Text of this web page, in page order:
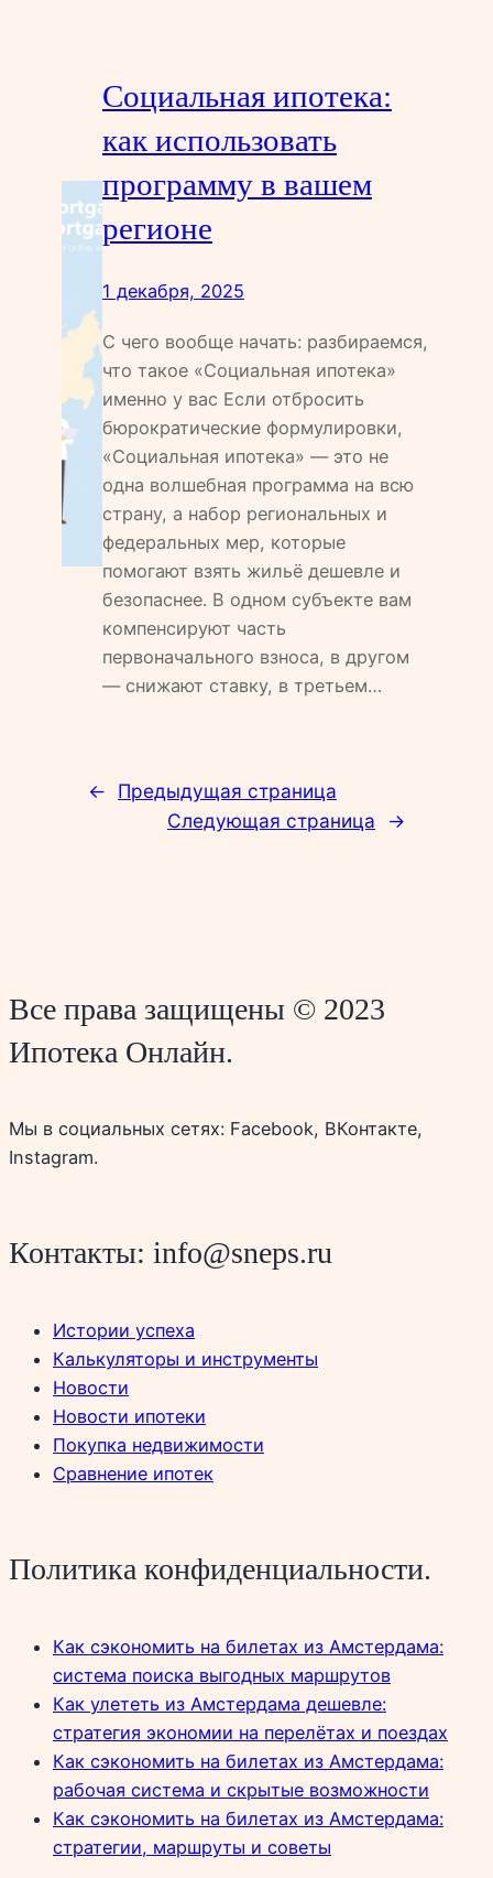
Социальная ипотека:
как использовать
программу в вашем
регионе
1 декабря, 2025
С чего вообще начать: разбираемся,
что такое «Социальная ипотека»
именно у вас Если отбросить
бюрократические формулировки,
«Социальная ипотека» — это не
одна волшебная программа на всю
страну, а набор региональных и
федеральных мер, которые
помогают взять жильё дешевле и
безопаснее. В одном субъекте вам
компенсируют часть
первоначального взноса, в другом
— снижают ставку, в третьем…
←
Предыдущая страница
Следующая страница
→
Все права защищены © 2023
Ипотека Онлайн.
Мы в социальных сетях: Facebook, ВКонтакте,
Instagram.
Контакты: info@sneps.ru
Истории успеха
Калькуляторы и инструменты
Новости
Новости ипотеки
Покупка недвижимости
Сравнение ипотек
Политика конфиденциальности.
Как сэкономить на билетах из Амстердама:
система поиска выгодных маршрутов
Как улететь из Амстердама дешевле:
стратегия экономии на перелётах и поездах
Как сэкономить на билетах из Амстердама:
рабочая система и скрытые возможности
Как сэкономить на билетах из Амстердама:
стратегии, маршруты и советы